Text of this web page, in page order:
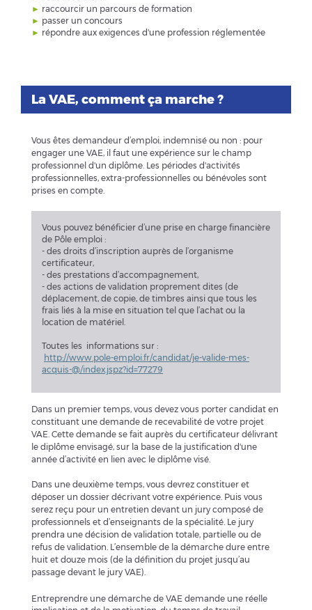
► raccourcir un parcours de formation
► passer un concours
► répondre aux exigences d'une profession réglementée
La VAE, comment ça marche ?
Vous êtes demandeur d’emploi, indemnisé ou non : pour
engager une VAE, il faut une expérience sur le champ
professionnel d'un diplôme. Les périodes d'activités
professionnelles, extra-professionnelles ou bénévoles sont
prises en compte.
Vous pouvez bénéficier d’une prise en charge financière
de Pôle emploi :
- des droits d’inscription auprès de l’organisme
certificateur,
- des prestations d’accompagnement,
- des actions de validation proprement dites (de
déplacement, de copie, de timbres ainsi que tous les
frais liés à la mise en situation tel que l’achat ou la
location de matériel.
Toutes les informations sur :
http://www.pole-emploi.fr/candidat/je-valide-mes-
acquis-@/index.jspz?id=77279
Dans un premier temps, vous devez vous porter candidat en
constituant une demande de recevabilité de votre projet
VAE. Cette demande se fait auprès du certificateur délivrant
le diplôme envisagé, sur la base de la justification d'une
année d’activité en lien avec le diplôme visé.
Dans une deuxième temps, vous devrez constituer et
déposer un dossier décrivant votre expérience. Puis vous
serez reçu pour un entretien devant un jury composé de
professionnels et d’enseignants de la spécialité. Le jury
prendra une décision de validation totale, partielle ou de
refus de validation. L’ensemble de la démarche dure entre
huit et douze mois (de la définition du projet jusqu’au
passage devant le jury VAE).
Entreprendre une démarche de VAE demande une réelle